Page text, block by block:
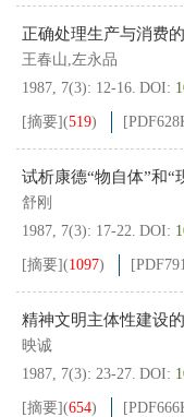
正确处理生产与消费
王春山,左永品
1987, 7(3): 12-16. DOI:
[摘要](519) [PDF
试析康德“物自体”和“
舒刚
1987, 7(3): 17-22. DOI:
[摘要](1097) [PDF
精神文明主体性建设
映诚
1987, 7(3): 23-27. DOI:
[摘要](654) [PDF